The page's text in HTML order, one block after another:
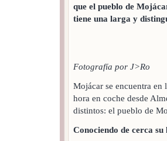
que el pueblo de
tiene una larga y
Fotografía por J>Ro
Mojácar se encuentra
hora en coche desde
distintos: el pueblo de
Conociendo de cerca